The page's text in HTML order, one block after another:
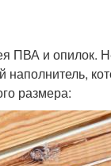
ПВА и опилок.
размера: